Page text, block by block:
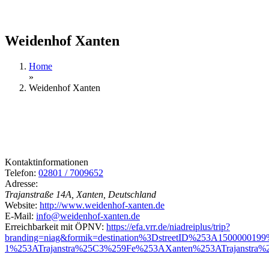
Weidenhof Xanten
Home
»
Weidenhof Xanten
Kontaktinformationen
Telefon: 02801 / 7009652
Adresse:
Trajanstraße 14A, Xanten, Deutschland
Website: http://www.weidenhof-xanten.de
E-Mail: info@weidenhof-xanten.de
Erreichbarkeit mit ÖPNV: https://efa.vrr.de/niadreiplus/trip?